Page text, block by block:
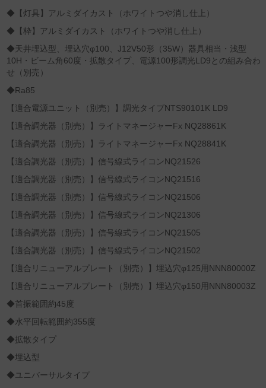
◆【灯具】アルミダイカスト（ホワイトつや消し仕上）
◆【枠】アルミダイカスト（ホワイトつや消し仕上）
◆天井埋込型、埋込穴φ100、J12V50形（35W）器具相当・浅型
10H・ビーム角60度・拡散タイプ、電源100形調光LD9との組み合わ
せ（別売）
◆Ra85
【適合電源ユニット（別売）】調光タイプNTS90101K LD9
【適合調光器（別売）】ライトマネージャーFx NQ28861K
【適合調光器（別売）】ライトマネージャーFx NQ28841K
【適合調光器（別売）】信号線式ライコンNQ21526
【適合調光器（別売）】信号線式ライコンNQ21516
【適合調光器（別売）】信号線式ライコンNQ21506
【適合調光器（別売）】信号線式ライコンNQ21306
【適合調光器（別売）】信号線式ライコンNQ21505
【適合調光器（別売）】信号線式ライコンNQ21502
【適合リニューアルプレート（別売）】埋込穴φ125用NNN80000Z
【適合リニューアルプレート（別売）】埋込穴φ150用NNN80003Z
◆首振範囲約45度
◆水平回転範囲約355度
◆拡散タイプ
◆埋込型
◆ユニバーサルタイプ